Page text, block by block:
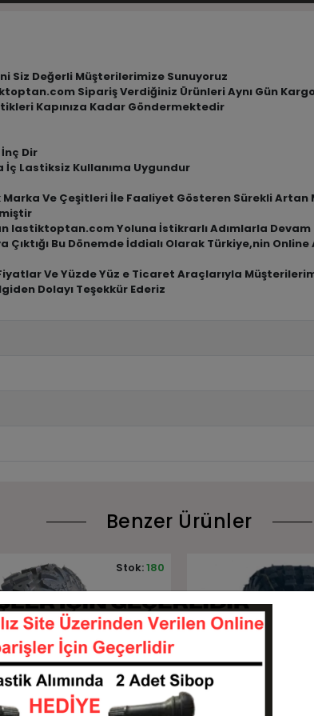
Siz Değerli Müşterilerimize Sunuyoruz
Sipariş Verdiğiniz Ürünleri Aynı Gün
Kapınıza Kadar Göndermektedir
Dir
İç Lastiksiz Kullanıma Uygundur
Ve Çeşitleri İle Faaliyet Gösteren Sürekli
lastiktoptan.com Yoluna İstikrarlı Adımlarla
Bu Dönemde İddialı Olarak Türkiye,nin
Ve Yüzde Yüz e Ticaret Araçlarıyla
Dolayı Teşekkür Ederiz
Benzer Ürünler
Stok:31